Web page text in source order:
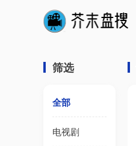
筛选
全部
电视剧